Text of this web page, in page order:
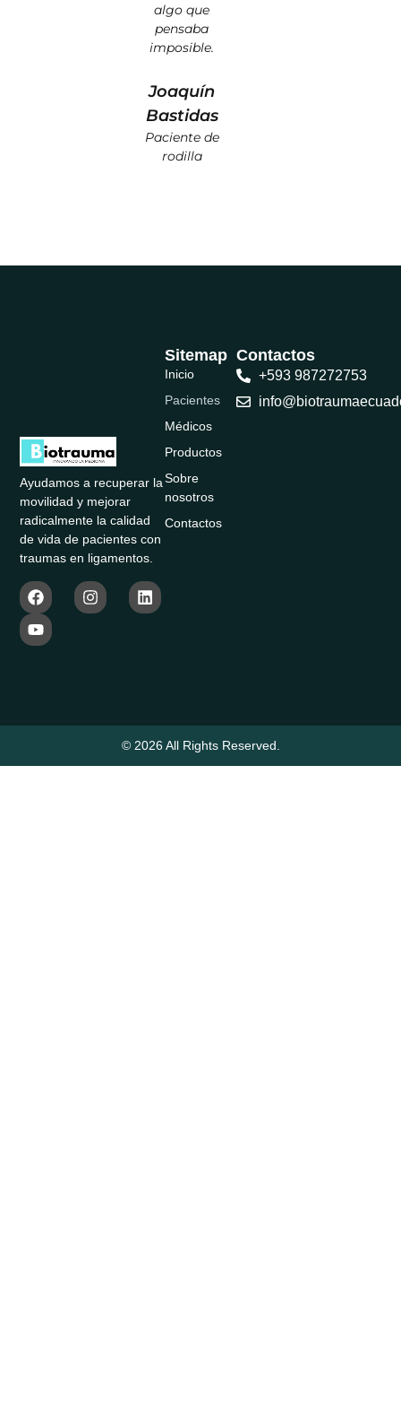
algo que
pensaba
imposible.
Joaquín
Bastidas
Paciente de
rodilla
Ayudamos a recuperar la
movilidad y mejorar
radicalmente la calidad
de vida de pacientes con
traumas en ligamentos.
Sitemap
Inicio
Pacientes
Médicos
Productos
Sobre
nosotros
Contactos
Contactos
+593 987272753
© 2026 All Rights Reserved.